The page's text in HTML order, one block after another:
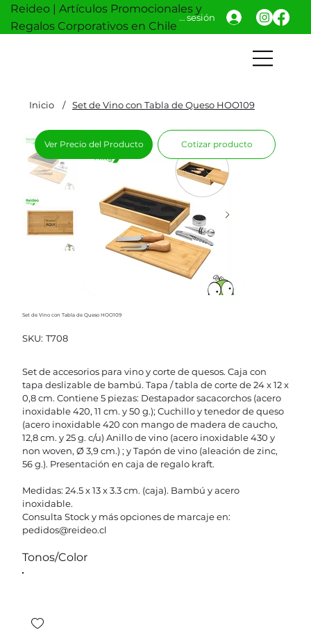
Reideo | Artículos Promocionales y
Regalos Corporativos en Chile
Iniciar sesión
Inicio / Set de Vino con Tabla de Queso HOO109
Set de Vino con Tabla de Queso HOO109
SKU: SKU
T708
T708
Set de accesorios para vino y corte de quesos. Caja con
tapa deslizable de bambú. Tapa / tabla de corte de 24 x 12 x
0,8 cm. Contiene 5 piezas: Destapador sacacorchos (acero
inoxidable 420, 11 cm. y 50 g.); Cuchillo y tenedor de queso
(acero inoxidable 420 con mango de madera de caucho,
12,8 cm. y 25 g. c/u) Anillo de vino (acero inoxidable 430 y
non woven, Ø 3,9 cm.) ; y Tapón de vino (aleación de zinc,
56 g.). Presentación en caja de regalo kraft.
Medidas: 24.5 x 13 x 3.3 cm. (caja). Bambú y acero
inoxidable.
Consulta Stock y más opciones de marcaje en:
pedidos@reideo.cl
Tonos/Color
Ver Precio del Producto Cotizar producto